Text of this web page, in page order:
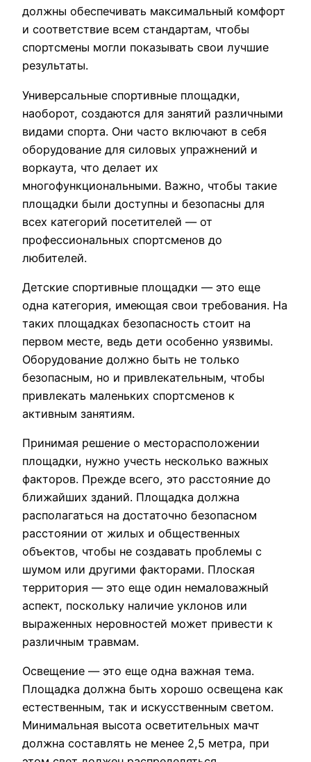
должны обеспечивать максимальный комфорт
и соответствие всем стандартам, чтобы
спортсмены могли показывать свои лучшие
результаты.
Универсальные спортивные площадки,
наоборот, создаются для занятий различными
видами спорта. Они часто включают в себя
оборудование для силовых упражнений и
воркаута, что делает их
многофункциональными. Важно, чтобы такие
площадки были доступны и безопасны для
всех категорий посетителей — от
профессиональных спортсменов до
любителей.
Детские спортивные площадки — это еще
одна категория, имеющая свои требования. На
таких площадках безопасность стоит на
первом месте, ведь дети особенно уязвимы.
Оборудование должно быть не только
безопасным, но и привлекательным, чтобы
привлекать маленьких спортсменов к
активным занятиям.
Принимая решение о месторасположении
площадки, нужно учесть несколько важных
факторов. Прежде всего, это расстояние до
ближайших зданий. Площадка должна
располагаться на достаточно безопасном
расстоянии от жилых и общественных
объектов, чтобы не создавать проблемы с
шумом или другими факторами. Плоская
территория — это еще один немаловажный
аспект, поскольку наличие уклонов или
выраженных неровностей может привести к
различным травмам.
Освещение — это еще одна важная тема.
Площадка должна быть хорошо освещена как
естественным, так и искусственным светом.
Минимальная высота осветительных мачт
должна составлять не менее 2,5 метра, при